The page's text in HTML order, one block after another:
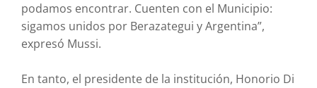
podamos encontrar. Cuenten con el Municipio:
sigamos unidos por Berazategui y Argentina”,
expresó Mussi.
En tanto, el presidente de la institución, Honorio Di